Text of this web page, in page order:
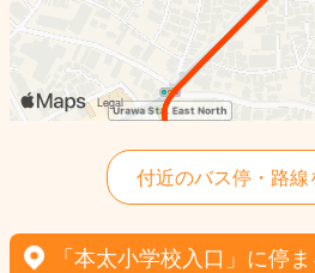
浦01 - 国際興
美01 - 国際興業
付近のバス停・路線
「本太小学校入口」に停